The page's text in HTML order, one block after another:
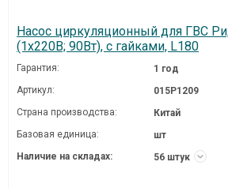
Насос циркуляционный для ГВС
(1х220В; 90Вт), с гайками, L180
Гарантия:
1 год
Артикул:
015P1209
Страна производства:
Китай
Базовая единица:
шт
Наличие на складах:
56 штук